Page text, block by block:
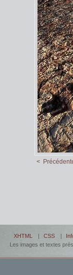
<
XHTML | CSS |
Les images et textes